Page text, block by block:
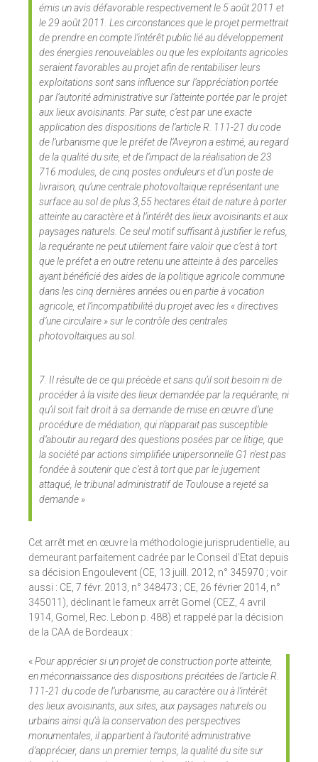
émis un avis défavorable respectivement le 5 août 2011 et
le 29 août 2011. Les circonstances que le projet permettrait
de prendre en compte l’intérêt public lié au développement
des énergies renouvelables ou que les exploitants agricoles
seraient favorables au projet afin de rentabiliser leurs
exploitations sont sans influence sur l’appréciation portée
par l’autorité administrative sur l’atteinte portée par le projet
aux lieux avoisinants. Par suite, c’est par une exacte
application des dispositions de l’article R. 111-21 du code
de l’urbanisme que le préfet de l’Aveyron a estimé, au regard
de la qualité du site, et de l’impact de la réalisation de 23
716 modules, de cinq postes onduleurs et d’un poste de
livraison, qu’une centrale photovoltaïque représentant une
surface au sol de plus 3,55 hectares était de nature à porter
atteinte au caractère et à l’intérêt des lieux avoisinants et aux
paysages naturels. Ce seul motif suffisant à justifier le refus,
la requérante ne peut utilement faire valoir que c’est à tort
que le préfet a en outre retenu une atteinte à des parcelles
ayant bénéficié des aides de la politique agricole commune
dans les cinq dernières années ou en partie à vocation
agricole, et l’incompatibilité du projet avec les « directives
d’une circulaire » sur le contrôle des centrales
photovoltaïques au sol.
7. Il résulte de ce qui précède et sans qu’il soit besoin ni de
procéder à la visite des lieux demandée par la requérante, ni
qu’il soit fait droit à sa demande de mise en œuvre d’une
procédure de médiation, qui n’apparait pas susceptible
d’aboutir au regard des questions posées par ce litige, que
la société par actions simplifiée unipersonnelle G1 n’est pas
fondée à soutenir que c’est à tort que par le jugement
attaqué, le tribunal administratif de Toulouse a rejeté sa
demande »
Cet arrêt met en œuvre la méthodologie jurisprudentielle, au
demeurant parfaitement cadrée par le Conseil d’Etat depuis
sa décision Engoulevent (CE, 13 juill. 2012, n° 345970 ; voir
aussi : CE, 7 févr. 2013, n° 348473 ; CE, 26 février 2014, n°
345011), déclinant le fameux arrêt Gomel (CEZ, 4 avril
1914, Gomel, Rec. Lebon p. 488) et rappelé par la décision
de la CAA de Bordeaux :
«Pour apprécier si un projet de construction porte atteinte,
en méconnaissance des dispositions précitées de l’article R.
111-21 du code de l’urbanisme, au caractère ou à l’intérêt
des lieux avoisinants, aux sites, aux paysages naturels ou
urbains ainsi qu’à la conservation des perspectives
monumentales, il appartient à l’autorité administrative
d’apprécier, dans un premier temps, la qualité du site sur